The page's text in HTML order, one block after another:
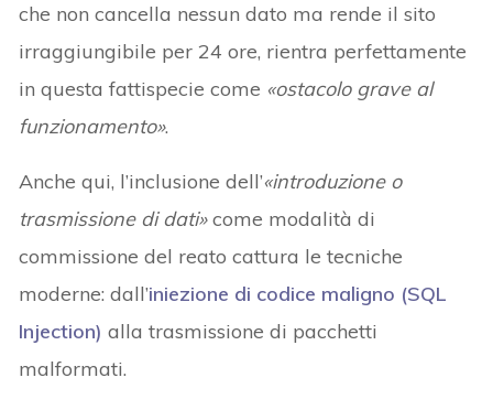
che non cancella nessun dato ma rende il sito
irraggiungibile per 24 ore, rientra perfettamente
in questa fattispecie come «ostacolo grave al
funzionamento».
Anche qui, l’inclusione dell’«introduzione o
trasmissione di dati»come modalità di
commissione del reato cattura le tecniche
moderne: dall’iniezione di codice maligno (SQL
Injection) alla trasmissione di pacchetti
malformati.